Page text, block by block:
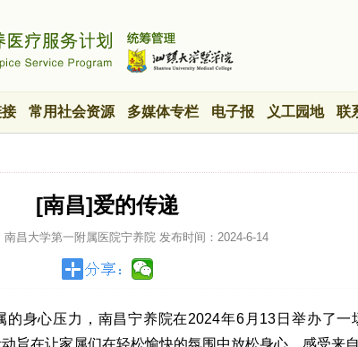
常用社会资源 多媒体专栏 电子报 义工园地 联
[南昌]爱的传递
南昌大学第一附属医院宁养院 发布时间： 2024-6-14
的身心压力，南昌宁养院在2024年6月13日举办了一
旨在让家属们在轻松愉快的氛围中放松身心，感受来